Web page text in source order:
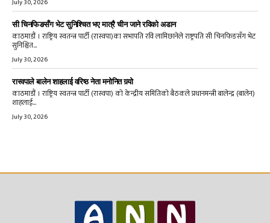
July 30, 2026
सी चिनफिङसँग भेट सुनिश्चित भए मात्रै चीन जाने रविको अडान
काठमाडौं । राष्ट्रिय स्वतन्त्र पार्टी (रास्वपा)का सभापति रवि लामिछानेले राष्ट्रपति सी चिनफिङसँग भेट
सुनिश्चित...
July 30, 2026
रास्वपाले बालेन शाहलाई वरिष्ठ नेता मनोनित गर्‍यो
काठमाडौं । राष्ट्रिय स्वतन्त्र पार्टी (रास्वपा) को केन्द्रीय समितिको बैठकले प्रधानमन्त्री बालेन्द्र (बालेन)
शाहलाई...
July 30, 2026